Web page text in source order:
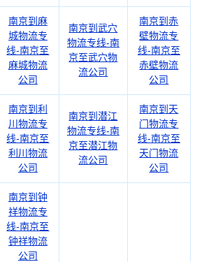
南京到麻
城物流专
线-南京至
麻城物流
公司
南京到武穴
物流专线-南
京至武穴物
流公司
南京到赤
壁物流专
线-南京至
赤壁物流
公司
南京到利
川物流专
线-南京至
利川物流
公司
南京到潜江
物流专线-南
京至潜江物
流公司
南京到天
门物流专
线-南京至
天门物流
公司
南京到钟
祥物流专
线-南京至
钟祥物流
公司